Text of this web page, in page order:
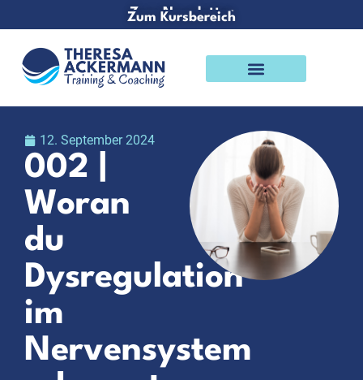
Zum Newsletter
Zum Kursbereich
12. September 2024
002 |
Woran
du
Dysregulation
im
Nervensystem